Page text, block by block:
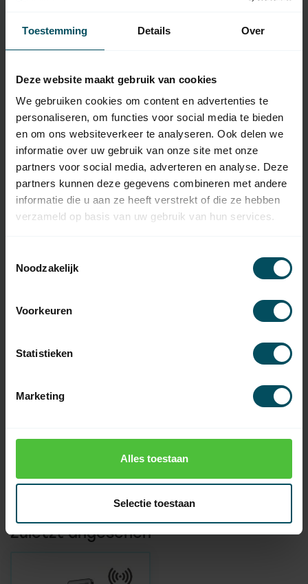
Toestemming Details Over
Deze website maakt gebruik van cookies
We gebruiken cookies om content en advertenties te
personaliseren, om functies voor social media te bieden
en om ons websiteverkeer te analyseren. Ook delen we
informatie over uw gebruik van onze site met onze
partners voor social media, adverteren en analyse. Deze
partners kunnen deze gegevens combineren met andere
informatie die u aan ze heeft verstrekt of die ze hebben
verzameld op basis van uw gebruik van hun services.
Noodzakelijk
Voorkeuren
Statistieken
Marketing
Alles toestaan
Selectie toestaan
EAN Code
SKU DD-1805
Typ des
Handsenders
Original-Fernbedienung
Frequenz
Anzahl der Kanäle 5 Kanäle
Material Kunststoff
Wiederaufladbare
Einführung
Zuletzt angesehen